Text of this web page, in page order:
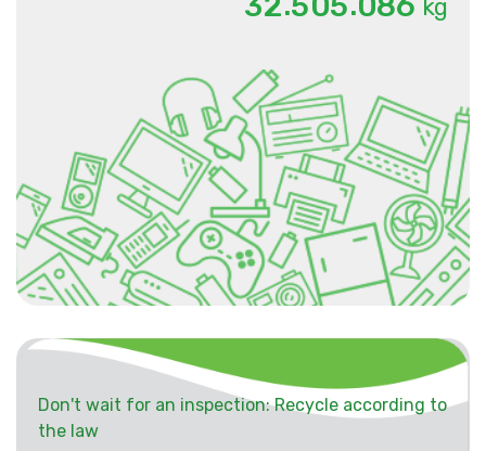
kg
Don't wait for an inspection: Recycle according to
the law